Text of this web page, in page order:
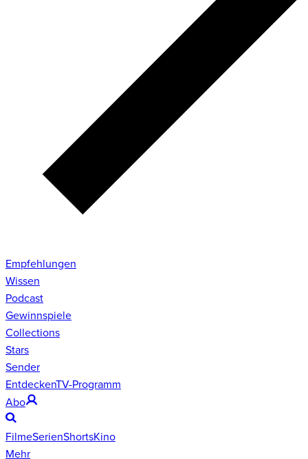
Empfehlungen
Wissen
Podcast
Gewinnspiele
Collections
Stars
Sender
EntdeckenTV-Programm
Abo
FilmeSerienShortsKino
Mehr